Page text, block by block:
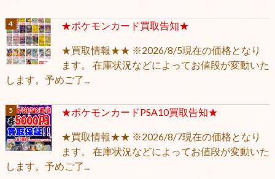
★ポケモンカード買取告知★
★買取情報★★ ※2026/8/5現在の価格となり
ます。 在庫状況などによってお値段が変動いた
します。予めご了...
★ポケモンカードPSA10買取告知★
★買取情報★★ ※2026/8/7現在の価格となり
ます。 在庫状況などによってお値段が変動いた
します。予めご了...